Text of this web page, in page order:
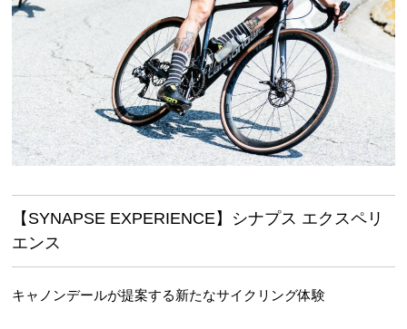
【SYNAPSE EXPERIENCE】シナプス エクスペリ
エンス
キャノンデールが提案する新たなサイクリング体験